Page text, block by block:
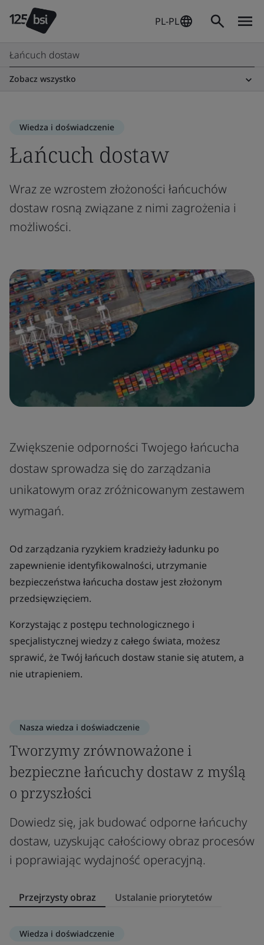
PL-PL
Łańcuch dostaw
Zobacz wszystko
Wiedza i doświadczenie
Łańcuch dostaw
Wraz ze wzrostem złożoności łańcuchów
dostaw rosną związane z nimi zagrożenia i
możliwości.
Zwiększenie odporności Twojego łańcucha
dostaw sprowadza się do zarządzania
unikatowym oraz zróżnicowanym zestawem
wymagań.
Od zarządzania ryzykiem kradzieży ładunku po
zapewnienie identyfikowalności, utrzymanie
bezpieczeństwa łańcucha dostaw jest złożonym
przedsięwzięciem.
Korzystając z postępu technologicznego i
specjalistycznej wiedzy z całego świata, możesz
sprawić, że Twój łańcuch dostaw stanie się atutem, a
nie utrapieniem.
Nasza wiedza i doświadczenie
Tworzymy zrównoważone i
bezpieczne łańcuchy dostaw z myślą
o przyszłości
Dowiedz się, jak budować odporne łańcuchy
dostaw, uzyskując całościowy obraz procesów
i poprawiając wydajność operacyjną.
Przejrzysty obraz Ustalanie priorytetów
Wiedza i doświadczenie